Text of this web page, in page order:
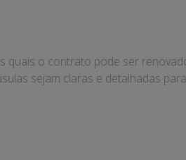
o contrato pode ser
sejam claras e detalhadas